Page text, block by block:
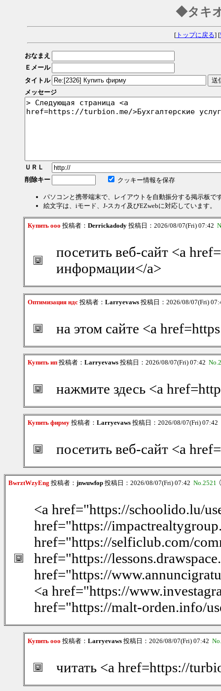
◆タキ
[トップに戻る] [
おなまえ
Ｅメール
タイトル
メッセージ
ＵＲＬ
削除キー
クッキー情報を保存
パソコンと携帯端末で、レイアウトを自動振分する掲示板で
絵文字は、iモード、J-スカイ及びEZwebに対応しています。
Купить ооо 投稿者： Derrickadody 投稿日：2026/08/07(Fri) 07:42
посетить веб-сайт <a
информации</a>
Оптимизация ндс 投稿者： Larryevaws 投稿日：2026/08/07(Fri)
на этом сайте <a
Купить ип 投稿者： Larryevaws 投稿日：2026/08/07(Fri) 07:42
нажмите здесь <a
Купить фирму 投稿者： Larryevaws 投稿日：2026/08/07(Fri) 07:42
посетить веб-сайт <a
BwrztWzyEng 投稿者： jnwuwfop 投稿日：2026/08/07(Fri) 07:42 No.2521
<a href="https://schoolido.lu/
href="https://
href="https://selficlub.com/
href="https://
href="https://
<a href="https://
href="https://malt-orden.info/
Купить ооо 投稿者： Larryevaws 投稿日：2026/08/07(Fri) 07:42
читать <a href=https://